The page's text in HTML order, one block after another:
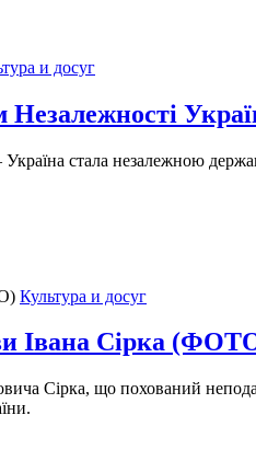
и досуг
стала незалежною
Культура и досуг
Івана Сірка
Сірка, що похований